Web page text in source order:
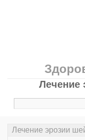
Лечение
Лечение эрозии